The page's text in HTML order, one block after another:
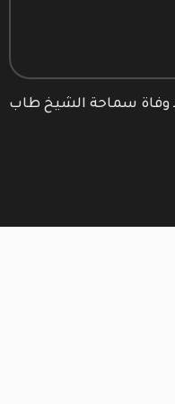
وفاة سماحة الشيخ طاب